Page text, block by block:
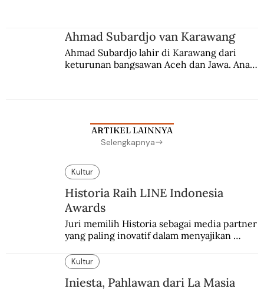
Ahmad Subardjo van Karawang
Ahmad Subardjo lahir di Karawang dari
keturunan bangsawan Aceh dan Jawa. Anak
ARTIKEL LAINNYA
Selengkapnya
Kultur
Historia Raih LINE Indonesia
Awards
Juri memilih Historia sebagai media partner
yang paling inovatif dalam menyajikan
Kultur
Iniesta, Pahlawan dari La Masia